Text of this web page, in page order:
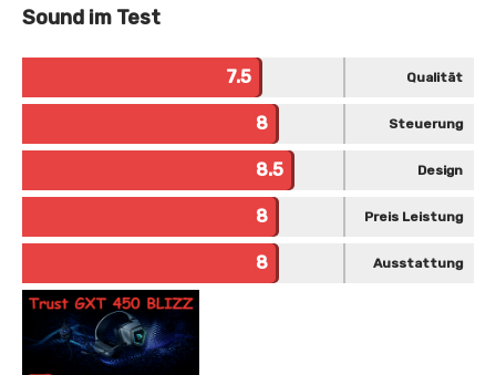
Sound im Test
7.5 Qualität
8 Steuerung
8.5 Design
8 Preis Leistung
8 Ausstattung